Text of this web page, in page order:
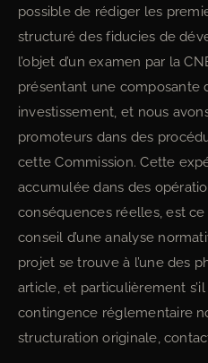
possible de rédiger les
structuré des fiducies de
l’objet d’un examen par la
présentant une composante
investissement, et nous
promoteurs dans des
cette Commission. Cette
accumulée dans des
conséquences réelles, est
conseil d’une analyse
projet se trouve à l’une des
article, et particulièrement
contingence réglementaire
structuration originale,